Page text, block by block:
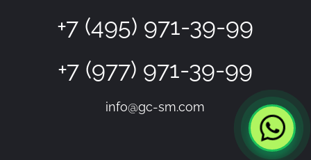
+7 (495) 971-39-99
+7 (977) 971-39-99
info@gc-sm.com